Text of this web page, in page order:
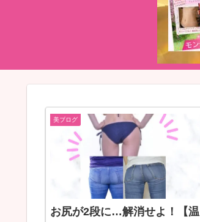
美ブログ
お尻が2段に…解消せよ！【温